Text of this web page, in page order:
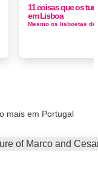
11 coisas que os
em Lisboa
mais em Portugal